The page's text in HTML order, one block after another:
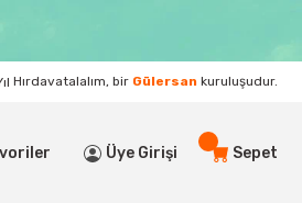
Hırdavatalalım, bir Gülersan kuruluşudur.
Üye Girişi Sepet